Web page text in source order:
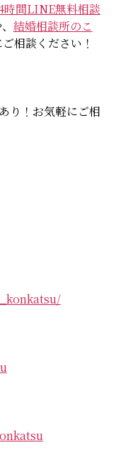
時間LINE無料相談
結婚相談所のこ
相談ください！
り！お気軽にご相